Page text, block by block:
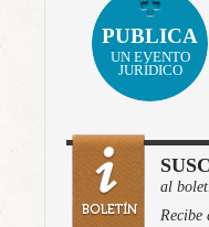
PUBLICA
UN EVENTO
JURÍDICO
al
Recibe